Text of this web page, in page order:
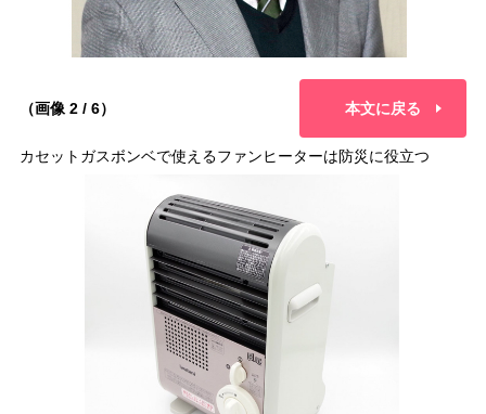
（画像 2 / 6） 本文に戻る
カセットガスボンベで使えるファンヒーターは防災に役立つ